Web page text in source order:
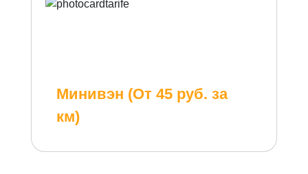
Минивэн (От 45 руб. за
км)